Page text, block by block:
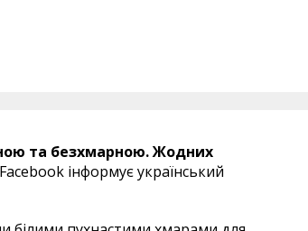
та безхмарною. Жодних
інформує український